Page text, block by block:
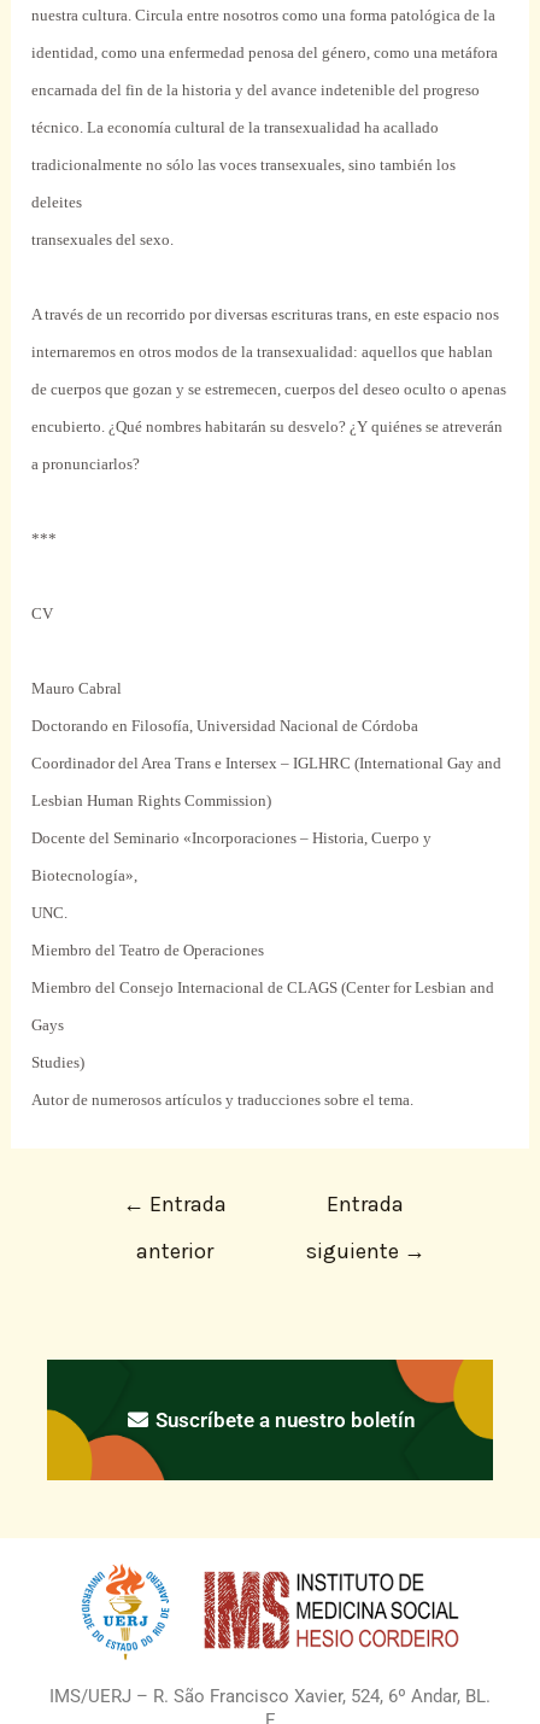
nuestra cultura. Circula entre nosotros como una forma patológica de la
identidad, como una enfermedad penosa del género, como una metáfora
encarnada del fin de la historia y del avance indetenible del progreso
técnico. La economía cultural de la transexualidad ha acallado
tradicionalmente no sólo las voces transexuales, sino también los
deleites
transexuales del sexo.
A través de un recorrido por diversas escrituras trans, en este espacio nos
internaremos en otros modos de la transexualidad: aquellos que hablan
de cuerpos que gozan y se estremecen, cuerpos del deseo oculto o apenas
encubierto. ¿Qué nombres habitarán su desvelo? ¿Y quiénes se atreverán
a pronunciarlos?
***
CV
Mauro Cabral
Doctorando en Filosofía, Universidad Nacional de Córdoba
Coordinador del Area Trans e Intersex – IGLHRC (International Gay and
Lesbian Human Rights Commission)
Docente del Seminario «Incorporaciones – Historia, Cuerpo y
Biotecnología»,
UNC.
Miembro del Teatro de Operaciones
Miembro del Consejo Internacional de CLAGS (Center for Lesbian and
Gays
Studies)
Autor de numerosos artículos y traducciones sobre el tema.
← Entrada
anterior
Entrada
siguiente →
Suscríbete a nuestro boletín
IMS/UERJ – R. São Francisco Xavier, 524, 6º Andar, BL.